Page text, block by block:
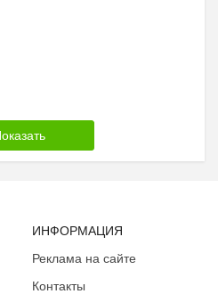
ИНФОРМАЦИЯ
Реклама на сайте
Контакты